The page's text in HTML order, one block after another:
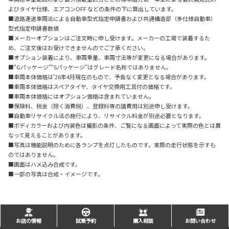
よびタイヤ仕様、エアコンOFF などの条件の下に算出しています。
■道路運送車両法による自動車型式指定申請書および共通構造部（多仕様自動車）
型式指定申請書数値
■メーカーオプションはご注文時に申し受けます。メーカーの工場で装着するた
め、ご注文後はお受けできませんのでご了承ください。
■オプション装着により、車両重量、車両寸法等が変更になる場合があります。
■“Gパッケージ”“Sパッケージ”はグレード名称ではありません。
■車両本体価格は'26年4月現在のもので、予告なく変更となる場合があります。
■車両本体価格はスペアタイヤ、タイヤ交換用工具付の価格です。
■車両本体価格にはオプション価格は含まれていません。
■保険料、税金（除く消費税）、登録料等の諸費用は別途申し受けます。
■自動車リサイクル法の施行により、リサイクル料金が別途必要となります。
■ボディカラーおよび内装色は撮影の条件、ご覧になる画面によって実際の色とは異
なって見えることがあります。
■写真は機能説明のために各ランプを点灯したものです。実際の走行状態を示すも
のではありません。
■画面はハメ込み合成です。
■一部の写真は合成・イメージです。
お店の情報 試乗予約 購入相談 お問い合わせ